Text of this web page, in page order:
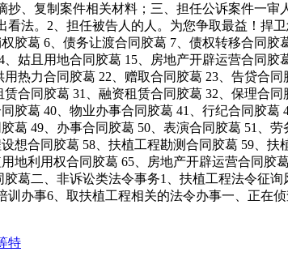
复制案件相关材料；三、担任公诉案件一审
法。2、担任被告人的人。为您争取最益！捍
胶葛 6、债务让渡合同胶葛 7、债权转移合同
姑且用地合同胶葛 15、房地产开辟运营合同
热力合同胶葛 22、赠取合同胶葛 23、告贷合
合同胶葛 31、融资租赁合同胶葛 32、保理合
胶葛 40、物业办事合同胶葛 41、行纪合同胶
葛 49、办事合同胶葛 50、表演合同胶葛 51、
想合同胶葛 58、扶植工程勘测合同胶葛 59、
地利用权合同胶葛 65、房地产开辟运营合同
葛二、非诉讼类法令事务1、扶植工程法令征
办事6、取扶植工程相关的法令办事一、正在
特